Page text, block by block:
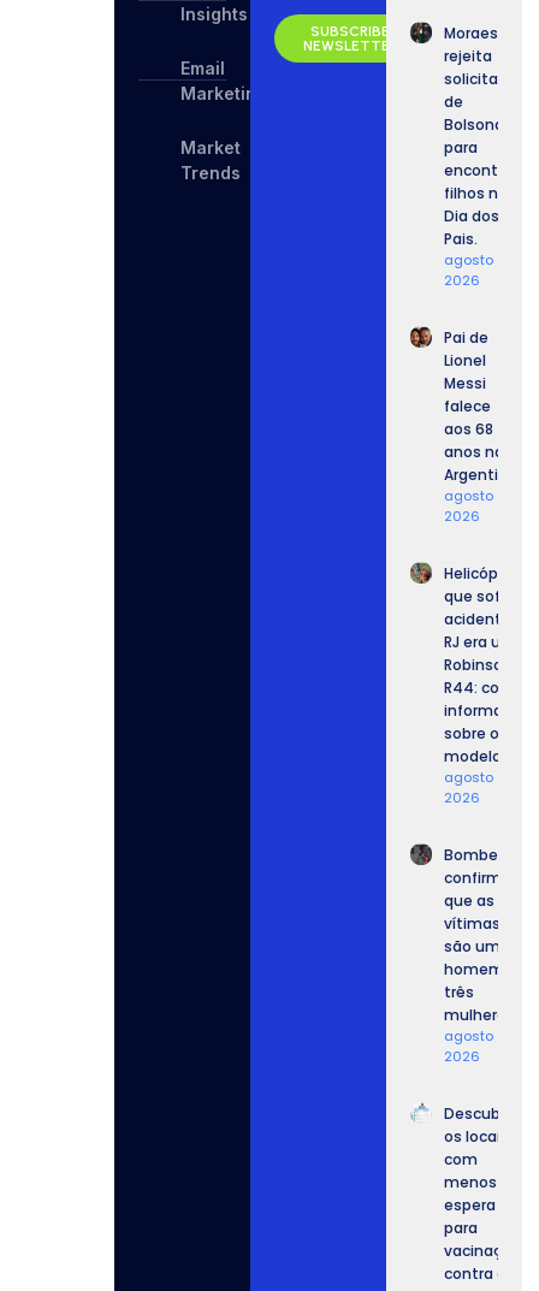
Insights
Email
Marketing
Market
Trends
SUBSCRIBE
NEWSLETTER
Moraes
rejeita
solicitação
de
Bolsonaro
para
encontrar
filhos no
Dia dos
Pais.
agosto 9,
2026
Pai de
Lionel
Messi
falece
aos 68
anos na
Argentina
agosto 9,
2026
Helicóptero
que sofreu
acidente no
RJ era um
Robinson
R44: confira
informações
sobre o
modelo.
agosto 9,
2026
Bombeiros
confirmam
que as
vítimas
são um
homem e
três
mulheres.
agosto 8,
2026
Descubra
os locais
com
menos
espera
para
vacinação
contra o